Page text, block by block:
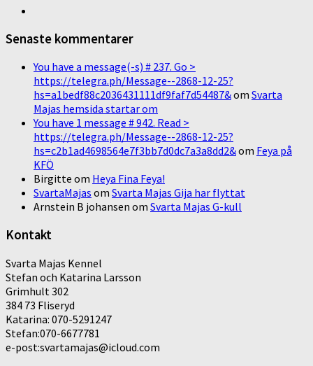
Senaste kommentarer
You have a message(-s) # 237. Go >
https://telegra.ph/Message--2868-12-25?
hs=a1bedf88c2036431111df9faf7d54487&om Svarta
Majas hemsida startar om
You have 1 message # 942. Read >
https://telegra.ph/Message--2868-12-25?
hs=c2b1ad4698564e7f3bb7d0dc7a3a8dd2&om Feya på
KFÖ
Birgitte om Heya Fina Feya!
SvartaMajas om Svarta Majas Gija har flyttat
Arnstein B johansen om Svarta Majas G-kull
Kontakt
Svarta Majas Kennel
Stefan och Katarina Larsson
Grimhult 302
384 73 Fliseryd
Katarina: 070-5291247
Stefan:070-6677781
e-post:svartamajas@icloud.com